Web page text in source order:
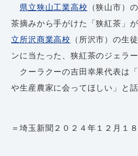
県立狭山工業高校 （狭山市）
茶摘みから手がけた「狭紅茶」が
立所沢商業高校 （所沢市）の生
ンに当たった、狭紅茶のジェラ
クーラクーの吉田幸果代表は
や生産農家に会ってほしい」と話
＝埼玉新聞２０２４年１２月１